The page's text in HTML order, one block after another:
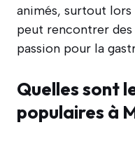
animés, surtout lors
peut rencontrer
passion pour la
Quelles sont
populaires à